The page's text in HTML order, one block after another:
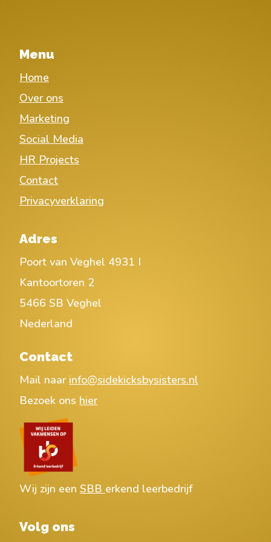
Menu
Home
Over ons
Marketing
Social Media
HR Projects
Contact
Privacyverklaring
Adres
Poort van Veghel 4931 I
Kantoortoren 2
5466 SB Veghel
Nederland
Contact
Mail naar info@sidekicksbysisters.nl
Bezoek ons hier
Wij zijn een SBB erkend leerbedrijf
Volg ons